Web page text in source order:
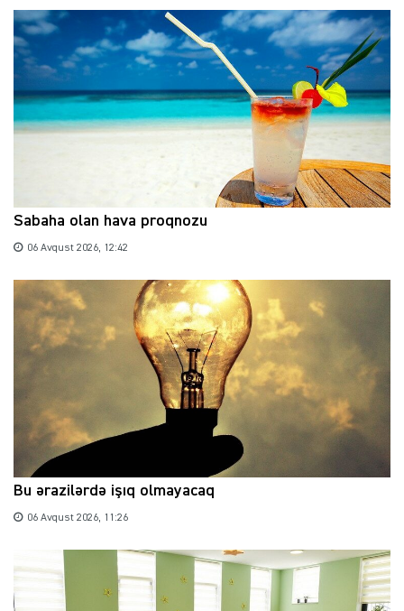
Sabaha olan hava proqnozu
06 Avqust 2026, 12:42
Bu ərazilərdə işıq olmayacaq
06 Avqust 2026, 11:26